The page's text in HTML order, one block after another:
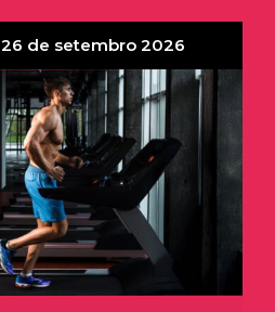
26 de setembro 2026